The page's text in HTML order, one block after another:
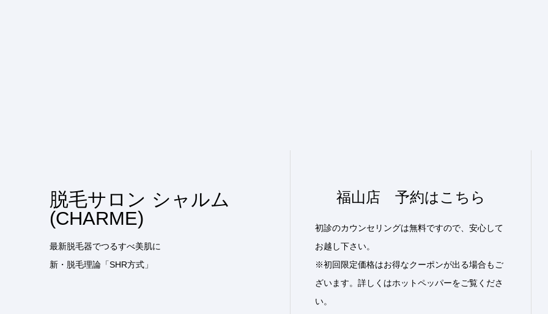
脱毛サロン シャルム
(CHARME)
最新脱毛器でつるすべ美肌に
新・脱毛理論「SHR方式」
福山店 予約はこちら
初診のカウンセリングは無料ですので、安心して
お越し下さい。
※初回限定価格はお得なクーポンが出る場合もご
ざいます。詳しくはホットペッパーをご覧くださ
い。